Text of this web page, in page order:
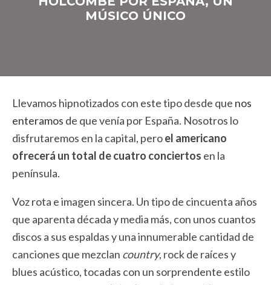
MÚSICO ÚNICO
Llevamos hipnotizados con este tipo desde que nos
enteramos de que venía por España. Nosotros lo
disfrutaremos en la capital, peroel americano
ofrecerá un total de cuatro conciertos en la
península.
Voz rota e imagen sincera. Un tipo de cincuenta años
que aparenta década y media más, con unos cuantos
discos a sus espaldas y una innumerable cantidad de
canciones que mezclan country, rock de raíces y
blues acústico, tocadas con un sorprendente estilo